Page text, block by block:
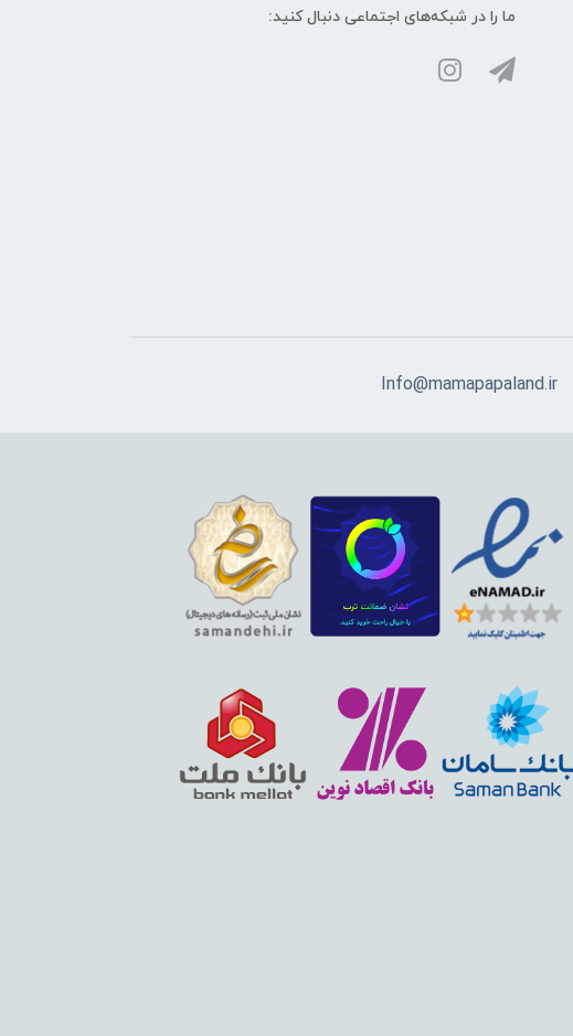
ما را در شبکه‌های اجتماعی دنبال کنید:
Info@mamapapaland.ir